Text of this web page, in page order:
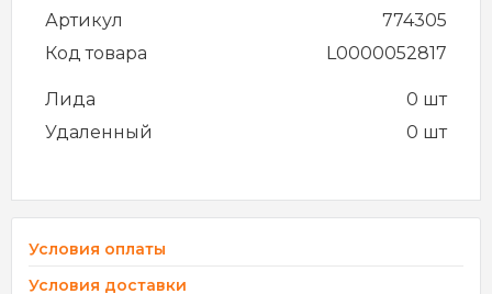
Артикул
774305
Код товара
L0000052817
Лида
0 шт
Удаленный
0 шт
Условия оплаты
Условия доставки